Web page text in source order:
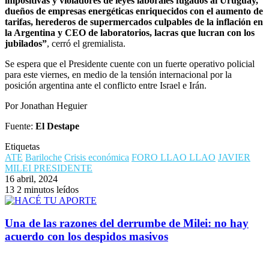
dueños de empresas energéticas enriquecidos con el aumento de
tarifas, herederos de supermercados culpables de la inflación en
la Argentina y CEO de laboratorios, lacras que lucran con los
jubilados”, cerró el gremialista.
Se espera que el Presidente cuente con un fuerte operativo policial
para este viernes, en medio de la tensión internacional por la
posición argentina ante el conflicto entre Israel e Irán.
Por Jonathan Heguier
Fuente: El Destape
Etiquetas
ATE Bariloche Crisis económica FORO LLAO LLAO JAVIER
MILEI PRESIDENTE
16 abril, 2024
13 2 minutos leídos
Una de las razones del derrumbe de Milei: no hay
acuerdo con los despidos masivos